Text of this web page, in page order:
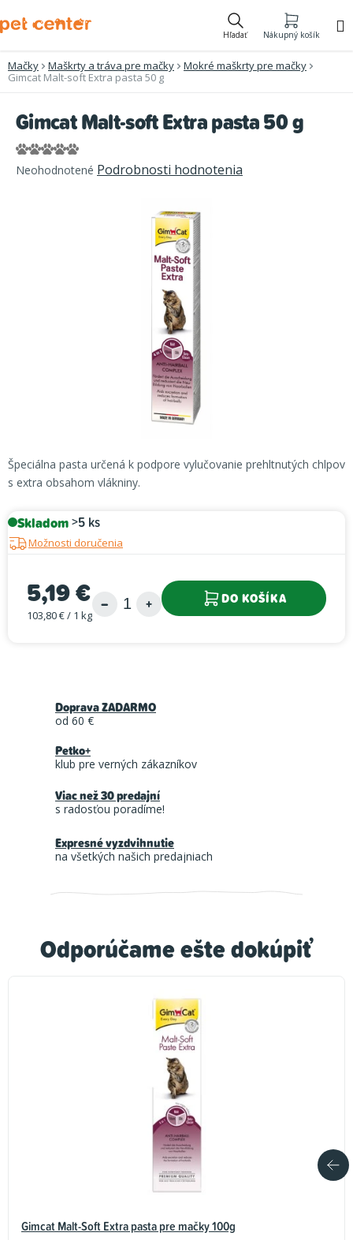
na
Hľadať Nákupný košík
Mačky Maškrty a tráva pre mačky
Mokré maškrty pre mačky
Gimcat Malt-soft Extra pasta 50 g
Špeciálna pasta určená k podpore vylučovanie prehltnutých chlpov
s extra obsahom vlákniny.
Skladom>5 ks
Možnosti doručenia
5,19 €
Jednotková cena:
103,80 € / 1 kg
DO KOŠÍKA
Gimcat Malt-soft Extra pasta 50 g
Priemerné
hodnotenie
Neohodnotené Podrobnosti hodnotenia
Odporúčame ešte dokúpiť
Gimcat Malt-Soft Extra pasta pre mačky 100g
Doprava ZADARMO
od 60 €
Petko+
klub pre verných zákazníkov
Viac než 30 predajní
s radosťou poradíme!
Expresné vyzdvihnutie
na všetkých našich predajniach